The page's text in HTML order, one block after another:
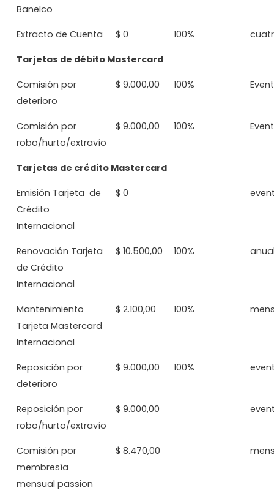
Banelco
Extracto de Cuenta $ 0 100%
Tarjetas de débito Mastercard
Comisión por
deterioro
$ 9.000,00 100%
Comisión por
robo/hurto/extravío
$ 9.000,00 100%
Tarjetas de crédito Mastercard
Emisión Tarjeta de
Crédito
Internacional
$ 0
Renovación Tarjeta
de Crédito
Internacional
$ 10.500,00 100%
Mantenimiento
Tarjeta Mastercard
Internacional
$ 2.100,00 100%
Reposición por
deterioro
$ 9.000,00 100%
Reposición por
robo/hurto/extravío
$ 9.000,00
Comisión por
membresía
mensual passion
$ 8.470,00